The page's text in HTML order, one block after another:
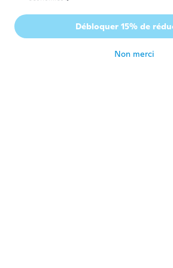
Isabel
Inscrit depuis 2020 · 8 avis
Débloquer 15% de
Non merci